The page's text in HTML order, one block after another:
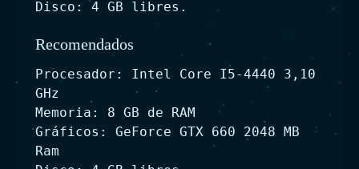
Disco: 4 GB libres.
Recomendados
Procesador: Intel Core I5-4440 3,10
GHz
Memoria: 8 GB de RAM
Gráficos: GeForce GTX 660 2048 MB
Ram